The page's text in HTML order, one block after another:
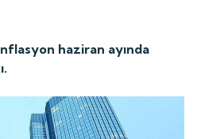
haziran ayında